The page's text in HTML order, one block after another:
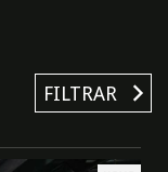
FILTRAR